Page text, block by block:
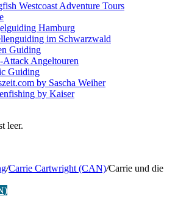
Westcoast Adventure Tours
Hamburg
im Schwarzwald
Guiding
Attack Angeltouren
Guiding
by Sascha Weiher
by Kaiser
leer.
/Carrie Cartwright (CAN)/Carrie und die